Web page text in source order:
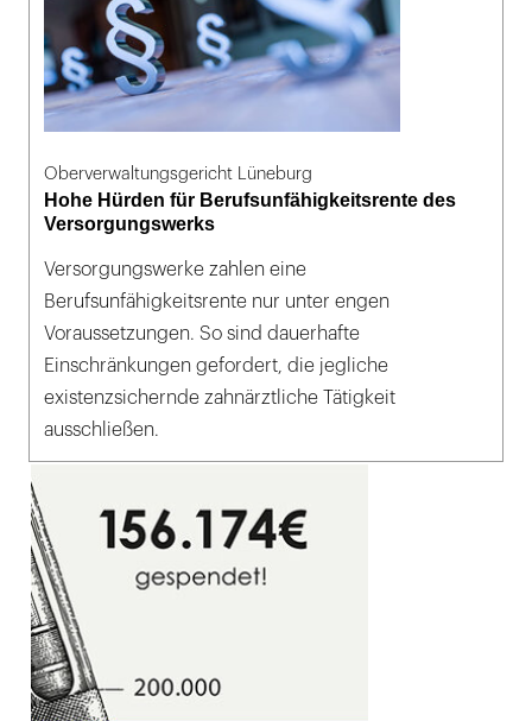
Oberverwaltungsgericht Lüneburg
Hohe Hürden für Berufsunfähigkeitsrente des
Versorgungswerks
Versorgungswerke zahlen eine
Berufsunfähigkeitsrente nur unter engen
Voraussetzungen. So sind dauerhafte
Einschränkungen gefordert, die jegliche
existenzsichernde zahnärztliche Tätigkeit
ausschließen.